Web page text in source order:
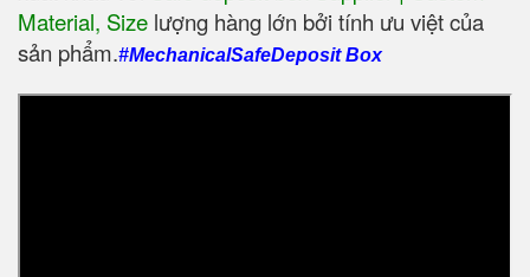
Material, Size ‎ lượng hàng lớn bởi tính ưu việt của
sản phẩm.#MechanicalSafeDeposit Box